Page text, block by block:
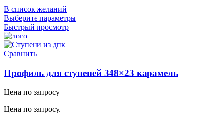
В список желаний
Выберите параметры
Быстрый просмотр
Сравнить
Профиль для ступеней 348×23 карамель
Цена по запросу
Цена по запросу.